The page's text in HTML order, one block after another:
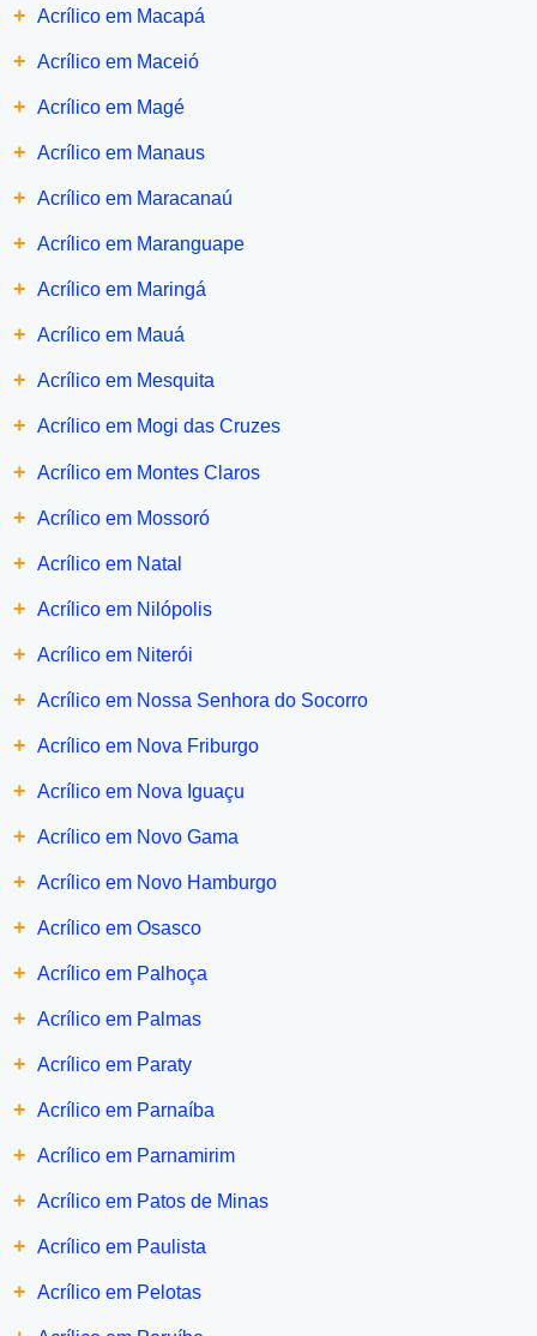
+ Acrílico em Macapá
+ Acrílico em Maceió
+ Acrílico em Magé
+ Acrílico em Manaus
+ Acrílico em Maracanaú
+ Acrílico em Maranguape
+ Acrílico em Maringá
+ Acrílico em Mauá
+ Acrílico em Mesquita
+ Acrílico em Mogi das Cruzes
+ Acrílico em Montes Claros
+ Acrílico em Mossoró
+ Acrílico em Natal
+ Acrílico em Nilópolis
+ Acrílico em Niterói
+ Acrílico em Nossa Senhora do Socorro
+ Acrílico em Nova Friburgo
+ Acrílico em Nova Iguaçu
+ Acrílico em Novo Gama
+ Acrílico em Novo Hamburgo
+ Acrílico em Osasco
+ Acrílico em Palhoça
+ Acrílico em Palmas
+ Acrílico em Paraty
+ Acrílico em Parnaíba
+ Acrílico em Parnamirim
+ Acrílico em Patos de Minas
+ Acrílico em Paulista
+ Acrílico em Pelotas